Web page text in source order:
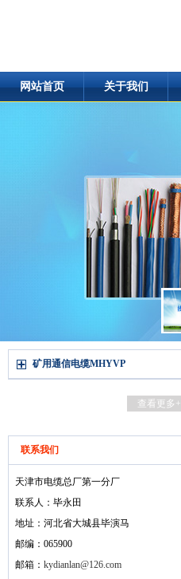
网站首页 关于我们
矿用通信电缆MHYVP
查看更多+
联系我们
天津市电缆总厂第一分厂
联系人：毕永田
地址：河北省大城县毕演马
邮编：065900
邮箱： kydianlan@126.com